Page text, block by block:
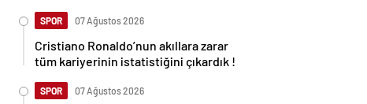
SPOR 07 Ağustos 2026
Cristiano Ronaldo’nun akıllara zarar
tüm kariyerinin istatistiğini çıkardık !
SPOR 07 Ağustos 2026